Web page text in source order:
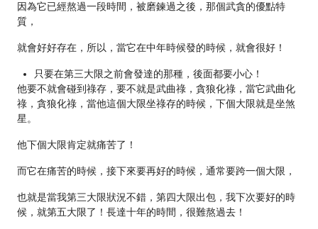
因為它已經熬過一段時間，被磨鍊過之後，那個武貪的優點特
質，
就會好好存在，所以，當它在中年時候發的時候，就會很好！
只要在第三大限之前會發達的那種，後面都要小心！
他要不就會碰到祿存，要不就是武曲祿，貪狼化祿，當它武曲化
祿，貪狼化祿，當他這個大限坐祿存的時候，下個大限就是坐煞
星。
他下個大限肯定就痛苦了！
而它在痛苦的時候，接下來要再好的時候，通常要跨一個大限，
也就是當我第三大限狀況不錯，第四大限出包，我下次要好的時
候，就第五大限了！長達十年的時間，很難熬過去！